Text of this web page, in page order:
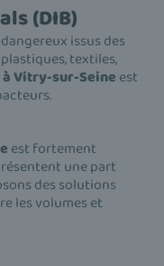
(DIB)
issus des
textiles,
Vitry-sur-Seineest
est fortement
une part
des solutions
les volumes et